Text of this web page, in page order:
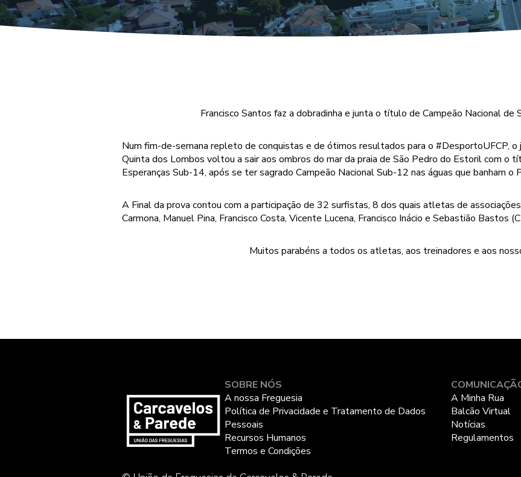
Francisco Santos faz a dobradinha e junta o título de Campeão Nacional de
Num fim-de-semana repleto de conquistas e de ótimos resultados para o #DesportoUFCP,
Quinta dos Lombos voltou a sair aos ombros do mar da praia de São Pedro do Estoril com o
Esperanças Sub-14, após se ter sagrado Campeão Nacional Sub-12 nas águas que banham o
A Final da prova contou com a participação de 32 surfistas, 8 dos quais atletas de
Carmona, Manuel Pina, Francisco Costa, Vicente Lucena, Francisco Inácio e Sebastião Bastos
Muitos parabéns a todos os atletas, aos treinadores e aos
SOBRE NÓS
A nossa Freguesia
Política de Privacidade e Tratamento de Dados
Pessoais
Recursos Humanos
Termos e Condições
A Minha Rua
Balcão Virtual
Notícias
Regulamentos